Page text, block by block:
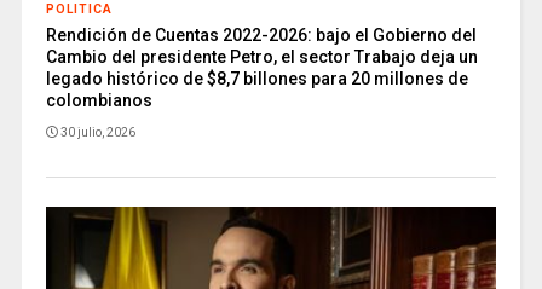
POLITICA
Rendición de Cuentas 2022-2026: bajo el Gobierno del
Cambio del presidente Petro, el sector Trabajo deja un
legado histórico de $8,7 billones para 20 millones de
colombianos
30 julio, 2026